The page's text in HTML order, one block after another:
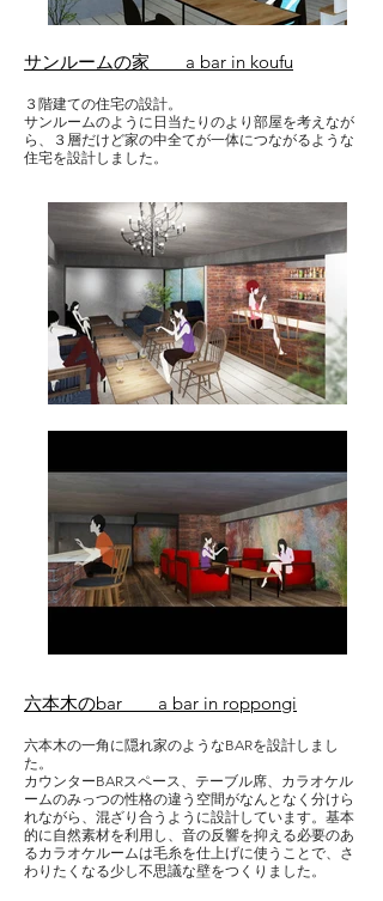
サンルームの家 a bar in koufu
３階建ての住宅の設計。
サンルームのように日当たりのより部屋を考えなが
ら、３層だけど家の中全てが一体につながるような
住宅を設計しました。
六本木のbar a bar in roppongi
六本木の一角に隠れ家のようなBARを設計しまし
た。
カウンターBARスペース、テーブル席、カラオケル
ームのみっつの性格の違う空間がなんとなく分けら
れながら、混ざり合うように設計しています。基本
的に自然素材を利用し、音の反響を抑える必要のあ
るカラオケルームは毛糸を仕上げに使うことで、さ
わりたくなる少し不思議な壁をつくりました。